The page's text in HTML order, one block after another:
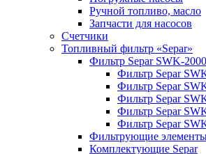
Ручной топливо, масло
Запчасти для насосов
Счетчики
Топливный фильтр «Separ»
Фильтр Separ SWK-2000
Фильтр Separ
Фильтр Separ
Фильтр Separ
Фильтр Separ
Фильтр Separ
Фильтрующие
Комплектующие Separ